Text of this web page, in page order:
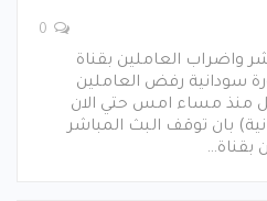
واضراب العاملين بقناة
سودانية رفض العاملين
منذ مساء امس حتي الان
بان توقف البث المباشر
بقناة…